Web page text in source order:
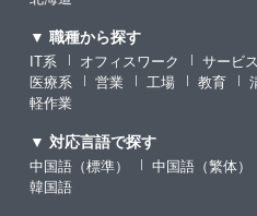
▼ 職種から探す
IT系 オフィスワーク サービス
医療系
営業 工場 教育
軽作業
▼ 対応言語で探す
中国語（標準） 中国語（繁体）
韓国語